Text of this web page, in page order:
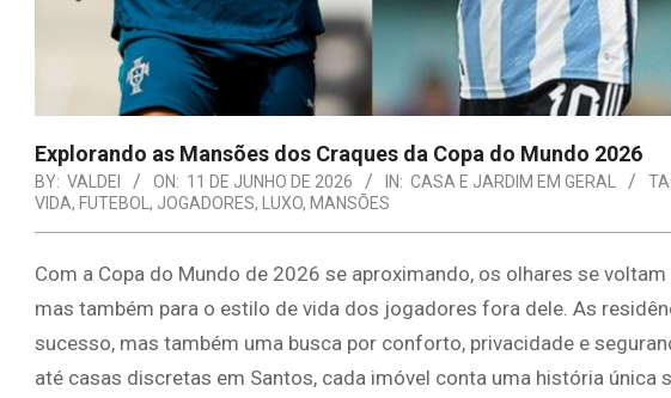
Explorando as Mansões dos Craques da Copa do Mundo 2026
BY: VALDEI ON: 11 DE JUNHO DE 2026 IN: CASA E JARDIM EM GERAL
VIDA, FUTEBOL , JOGADORES, LUXO, MANSÕES
Com a Copa do Mundo de 2026 se aproximando, os olhares se
mas também para o estilo de vida dos jogadores fora dele. As
sucesso, mas também uma busca por conforto, privacidade e
até casas discretas em Santos, cada imóvel conta uma história única